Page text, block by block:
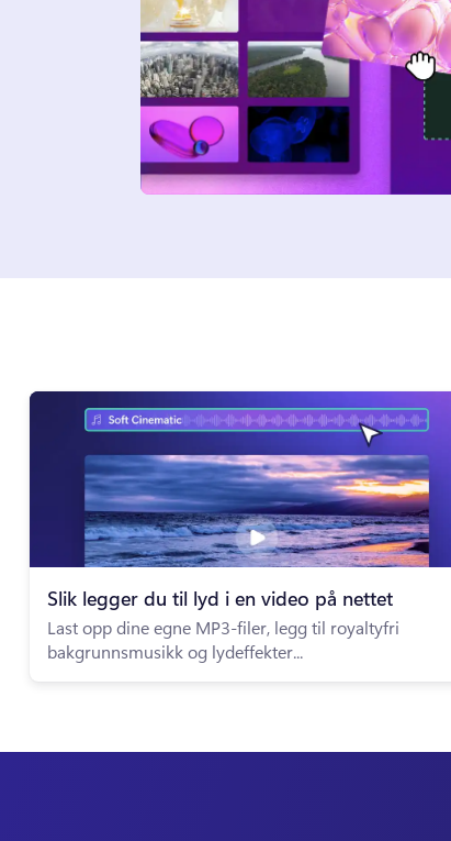
Slik legger du til lyd i en video på nettet
Last opp dine egne MP3-filer, legg til royaltyfri
bakgrunnsmusikk og lydeffekter...